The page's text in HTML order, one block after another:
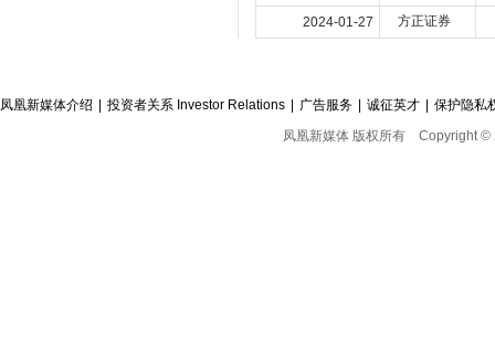
2024-01-27 方正证券
凤凰新媒体介绍 投资者关系 Investor Relations 广告服务 诚征英才
保护隐私
凤凰新媒体 版权所有 Copyright ©